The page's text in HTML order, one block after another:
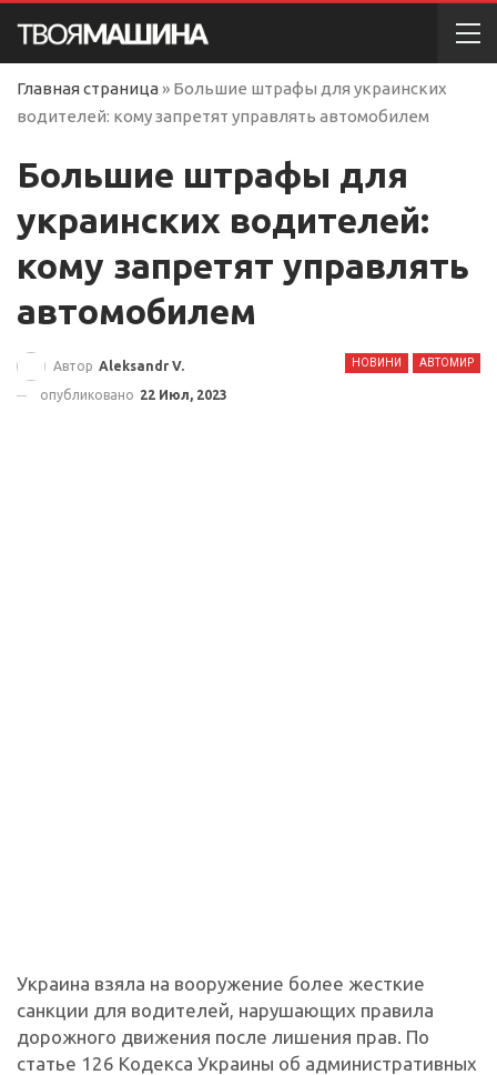
Главная страница » Большие штрафы для украинских
водителей: кому запретят управлять автомобилем
Большие штрафы для
украинских водителей:
кому запретят управлять
автомобилем
НОВИНИ АВТОМИР
Автор Aleksandr V.
опубликовано 22 Июл, 2023
Украина взяла на вооружение более жесткие
санкции для водителей, нарушающих правила
дорожного движения после лишения прав. По
статье 126 Кодекса Украины об административных